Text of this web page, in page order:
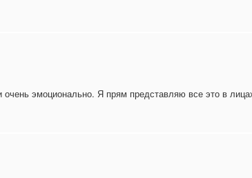
эмоционально. Я прям представляю все это в